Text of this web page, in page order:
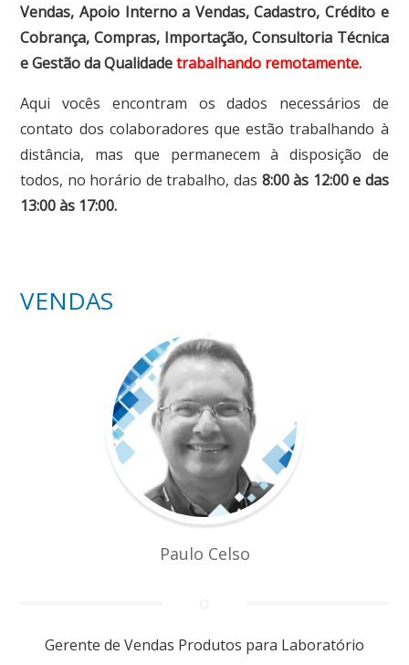
Vendas, Apoio Interno a Vendas, Cadastro, Crédito e
Cobrança, Compras, Importação, Consultoria Técnica
e Gestão da Qualidade trabalhando remotamente.
Aqui vocês encontram os dados necessários de
contato dos colaboradores que estão trabalhando à
distância, mas que permanecem à disposição de
todos, no horário de trabalho, das 8:00 às 12:00 e das
13:00 às 17:00.
VENDAS
Paulo Celso
Gerente de Vendas Produtos para Laboratório